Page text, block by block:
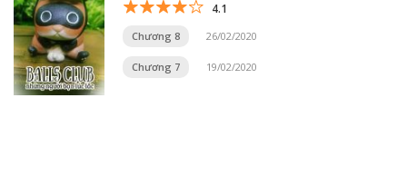
4.1
Chương 8 26/02/2020
Chương 7 19/02/2020